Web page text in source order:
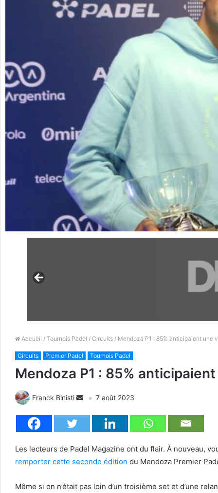
Accueil / Tournois Padel / Circuits / Mendoza P1 : 85% anticipaient une
Circuits Premier Padel Tournois Padel
Mendoza P1 : 85%
Franck Binisti 7 août 2023
Les lecteurs de Padel Magazine ont du flair. À nouveau,
remporter cette seconde édition du Mendoza Premier
Même si on n’était pas loin d’un troisième set et d’une